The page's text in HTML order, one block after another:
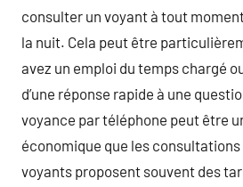
consulter un voyant à tout
la nuit. Cela peut être
avez un emploi du temps chargé
d’une réponse rapide à une
voyance par téléphone peut être
économique que les
voyants proposent souvent des